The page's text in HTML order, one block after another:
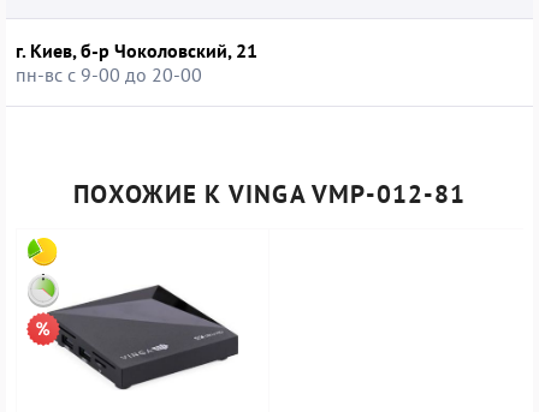
г. Киев, б-р Чоколовский, 21
пн-вс с 9-00 до 20-00
ПОХОЖИЕ К VINGA VMP-012-81